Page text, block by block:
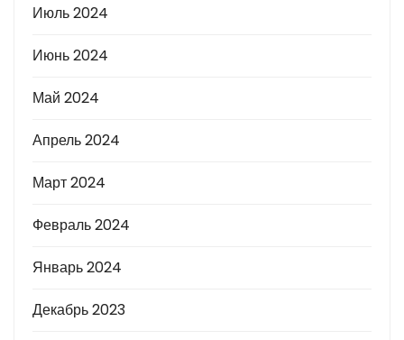
Июль 2024
Июнь 2024
Май 2024
Апрель 2024
Март 2024
Февраль 2024
Январь 2024
Декабрь 2023